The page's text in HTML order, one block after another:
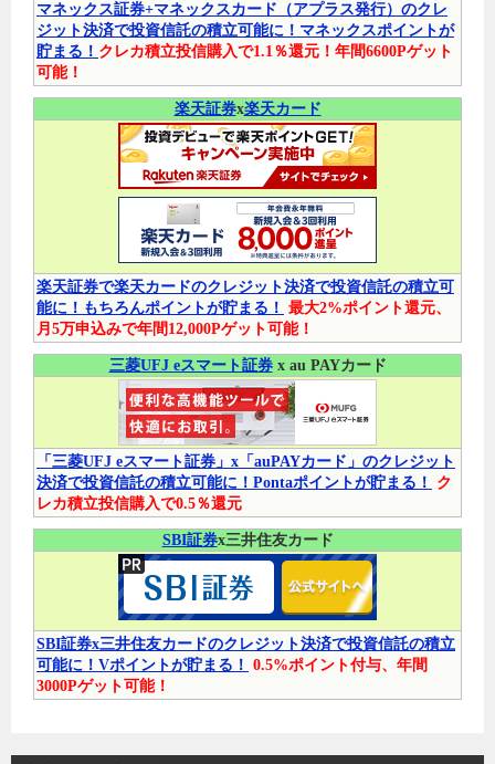
マネックス証券+マネックスカード（アプラス発行）のクレ
ジット決済で投資信託の積立可能に！マネックスポイントが
貯まる！ クレカ積立投信購入で1.1％還元！年間6600Pゲット
可能！
楽天証券x楽天カード
楽天証券で楽天カードのクレジット決済で投資信託の積立可
能に！もちろんポイントが貯まる！ 最大2%ポイント還元、
月5万申込みで年間12,000Pゲット可能！
三菱UFJ eスマート証券x au PAYカード
「三菱UFJ eスマート証券」x「auPAYカード」のクレジット
決済で投資信託の積立可能に！Pontaポイントが貯まる！
ク
レカ積立投信購入で0.5％還元
SBI証券x三井住友カード
SBI証券x三井住友カードのクレジット決済で投資信託の積立
可能に！Vポイントが貯まる！ 0.5%ポイント付与、年間
3000Pゲット可能！